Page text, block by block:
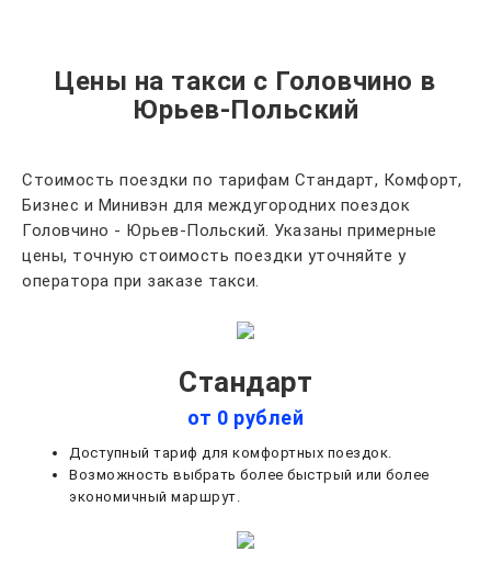
Цены на такси с Головчино в
Юрьев-Польский
Стоимость поездки по тарифам Стандарт, Комфорт,
Бизнес и Минивэн для междугородних поездок
Головчино - Юрьев-Польский. Указаны примерные
цены, точную стоимость поездки уточняйте у
оператора при заказе такси.
Стандарт
от 0 рублей
Доступный тариф для комфортных поездок.
Возможность выбрать более быстрый или более
экономичный маршрут.